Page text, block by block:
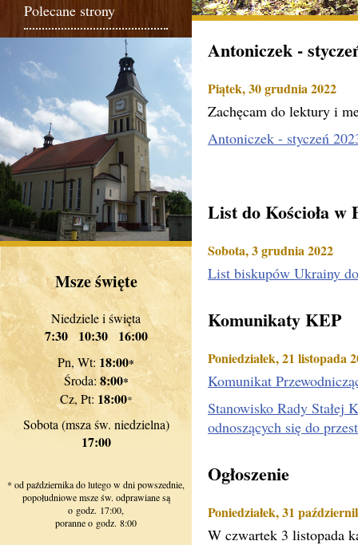
Polecane strony
Msze święte
Niedziele i święta
7:30 10:30 16:00
Pn, Wt: 18:00*
Środa:8:00*
Cz, Pt: 18:00*
Sobota (msza św. niedzielna)
17:00
* od października do lutego w dni powszednie,
popołudniowe msze św. odprawiane są
o godz. 17:00,
poranne o godz. 8:00
Antoniczek -
Piątek, 30 grudnia 2022
Zachęcam do lektury i
Antoniczek - styczeń
List do Kościoła w
Sobota, 3 grudnia 2022
List biskupów Ukrainy
Komunikaty KEP
Poniedziałek, 21 listopada
Komunikat
Stanowisko Rady Stałej
odnoszących się do
Ogłoszenie
Poniedziałek, 31
W czwartek 3 listopada